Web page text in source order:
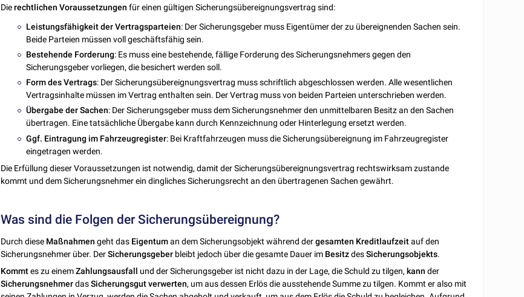
Dierechtlichen Voraussetzungen für einen gültigen Sicherungsübereignungsvertrag sind:
Leistungsfähigkeit der Vertragsparteien: Der Sicherungsgeber muss Eigentümer der zu übereignenden Sachen sein.
Beide Parteien müssen voll geschäftsfähig sein.
Bestehende Forderung: Es muss eine bestehende, fällige Forderung des Sicherungsnehmers gegen den
Sicherungsgeber vorliegen, die besichert werden soll.
Form desVertrags: Der Sicherungsübereignungsvertrag muss schriftlich abgeschlossen werden. Alle wesentlichen
Vertragsinhalte müssen im Vertrag enthalten sein. Der Vertrag muss von beiden Parteien unterschrieben werden.
Übergabe derSachen: Der Sicherungsgeber muss dem Sicherungsnehmer den unmittelbaren Besitz an den Sachen
übertragen. Eine tatsächliche Übergabe kann durch Kennzeichnung oder Hinterlegung ersetzt werden.
Ggf. Eintragung im Fahrzeugregister: Bei Kraftfahrzeugen muss die Sicherungsübereignung im Fahrzeugregister
eingetragen werden.
Die Erfüllung dieser Voraussetzungen ist notwendig, damit der Sicherungsübereignungsvertrag rechtswirksam zustande
kommt und dem Sicherungsnehmer ein dingliches Sicherungsrecht an den übertragenen Sachen gewährt.
Was sind die Folgen der Sicherungsübereignung?
Durch diese Maßnahmen geht das Eigentuman dem Sicherungsobjekt während dergesamten Kreditlaufzeitauf den
Sicherungsnehmer über. DerSicherungsgeber bleibt jedoch über die gesamte Dauer im BesitzdesSicherungsobjekts.
Kommtes zu einemZahlungsausfall und der Sicherungsgeber ist nicht dazu in der Lage, die Schuld zu tilgen, kann der
SicherungsnehmerdasSicherungsgutverwerten, um aus dessen Erlös die ausstehende Summe zu tilgen. Kommt er also mit